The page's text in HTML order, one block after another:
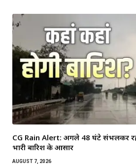
CG Rain Alert: अगले 48 घंटे संभलकर
भारी बारिश के आसार
AUGUST 7, 2026